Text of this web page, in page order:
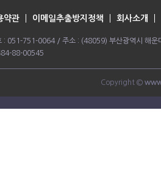
약관 이메일추출방지정책 회사소개
051-751-0064 / 주소 : (48059) 부산광역시 해운
88-00545
Copyright ©